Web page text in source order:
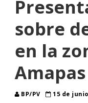
sobre
en la
Amapas
BP/PV
15 de